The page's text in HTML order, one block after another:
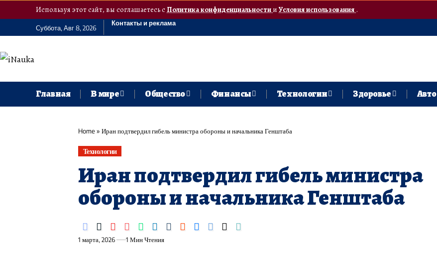
Используя этот сайт, вы соглашаетесь сПолитика конфиденциальностии Условия использования.
Суббота, Авг 8, 2026
Контакты и реклама
Главная В мире Общество Финансы Технологии Здоровье Авто
Home» Иран подтвердил гибель министра обороны и начальника Генштаба
Технологии
Иран подтвердил гибель министра
обороны и начальника Генштаба
1 марта, 2026 1 Мин Чтения